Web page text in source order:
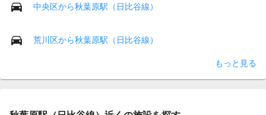
中央区から秋葉原駅（日比谷線）
荒川区から秋葉原駅（日比谷線）
もっと見る